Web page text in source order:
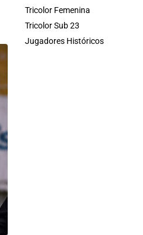
Tricolor Femenina
Tricolor Sub 23
Jugadores Históricos